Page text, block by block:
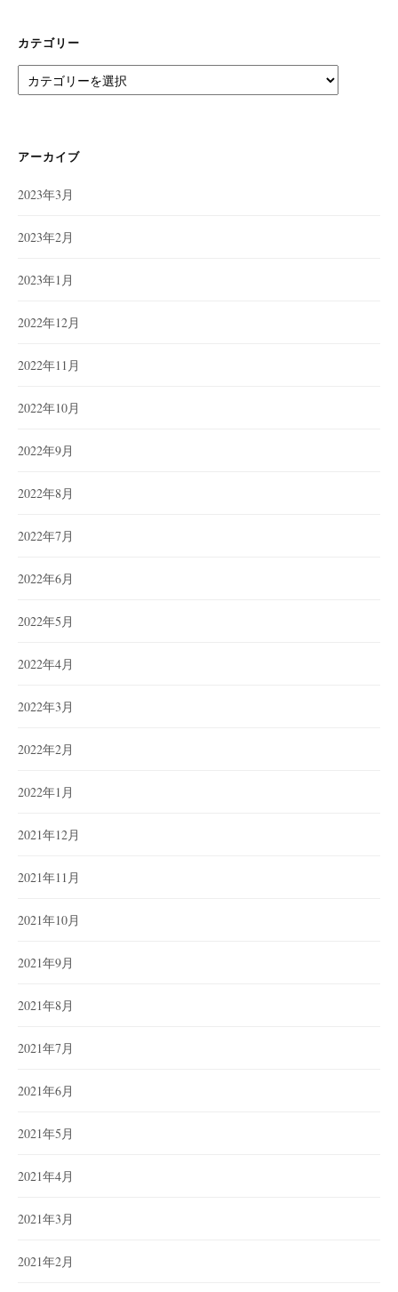
カテゴリー
テ
ー
アーカイブ
2023年3月
2023年2月
2023年1月
2022年12月
2022年11月
2022年10月
2022年9月
2022年8月
2022年7月
2022年6月
2022年5月
2022年4月
2022年3月
2022年2月
2022年1月
2021年12月
2021年11月
2021年10月
2021年9月
2021年8月
2021年7月
2021年6月
2021年5月
2021年4月
2021年3月
2021年2月